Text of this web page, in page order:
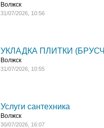
Волжск
31/07/2026, 10:56
УКЛАДКА ПЛИТКИ
Волжск
31/07/2026, 10:55
Услуги сантехника
Волжск
30/07/2026, 16:07